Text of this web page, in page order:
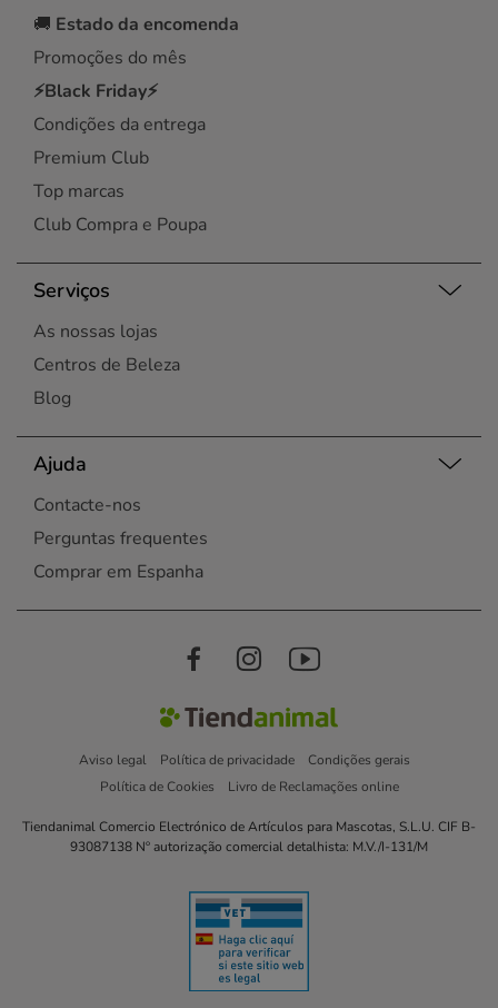
🚚 Estado da encomenda
Promoções do mês
⚡Black Friday⚡
Condições da entrega
Premium Club
Top marcas
Club Compra e Poupa
Serviços
As nossas lojas
Centros de Beleza
Blog
Ajuda
Contacte-nos
Perguntas frequentes
Comprar em Espanha
Aviso legal Política de privacidade
Condições gerais
Política de Cookies
Livro de Reclamações online
Tiendanimal Comercio Electrónico de Artículos para Mascotas, S.L.U. CIF B-
93087138 Nº autorização comercial detalhista: M.V./I-131/M